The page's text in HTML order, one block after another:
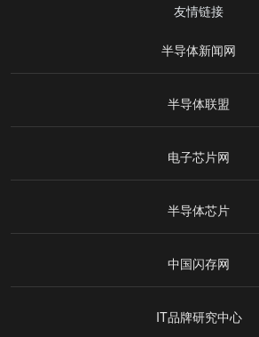
友情链接
半导体新闻网
半导体联盟
电子芯片网
半导体芯片
中国闪存网
IT品牌研究中心